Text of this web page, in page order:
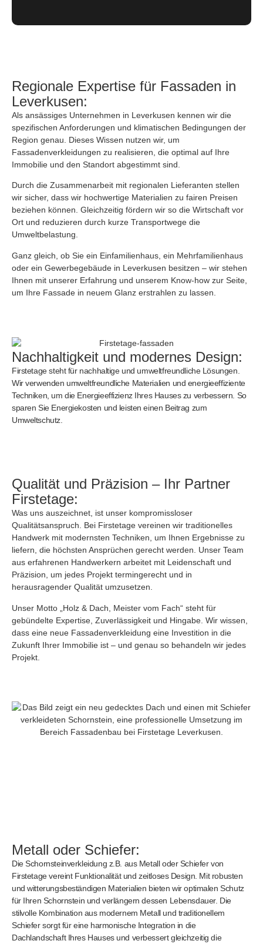
Regionale Expertise für Fassaden in
Leverkusen:
Als ansässiges Unternehmen in Leverkusen kennen wir die
spezifischen Anforderungen und klimatischen Bedingungen der
Region genau. Dieses Wissen nutzen wir, um
Fassadenverkleidungen zu realisieren, die optimal auf Ihre
Immobilie und den Standort abgestimmt sind.
Durch die Zusammenarbeit mit regionalen Lieferanten stellen
wir sicher, dass wir hochwertige Materialien zu fairen Preisen
beziehen können. Gleichzeitig fördern wir so die Wirtschaft vor
Ort und reduzieren durch kurze Transportwege die
Umweltbelastung.
Ganz gleich, ob Sie ein Einfamilienhaus, ein Mehrfamilienhaus
oder ein Gewerbegebäude in Leverkusen besitzen – wir stehen
Ihnen mit unserer Erfahrung und unserem Know-how zur Seite,
um Ihre Fassade in neuem Glanz erstrahlen zu lassen.
Nachhaltigkeit und modernes Design:
Firstetage steht für nachhaltige und umweltfreundliche Lösungen.
Wir verwenden umweltfreundliche Materialien und energieeffiziente
Techniken, um die Energieeffizienz Ihres Hauses zu verbessern. So
sparen Sie Energiekosten und leisten einen Beitrag zum
Umweltschutz.
Qualität und Präzision – Ihr Partner
Firstetage:
Was uns auszeichnet, ist unser kompromissloser
Qualitätsanspruch. Bei Firstetage vereinen wir traditionelles
Handwerk mit modernsten Techniken, um Ihnen Ergebnisse zu
liefern, die höchsten Ansprüchen gerecht werden. Unser Team
aus erfahrenen Handwerkern arbeitet mit Leidenschaft und
Präzision, um jedes Projekt termingerecht und in
herausragender Qualität umzusetzen.
Unser Motto „Holz & Dach, Meister vom Fach“ steht für
gebündelte Expertise, Zuverlässigkeit und Hingabe. Wir wissen,
dass eine neue Fassadenverkleidung eine Investition in die
Zukunft Ihrer Immobilie ist – und genau so behandeln wir jedes
Projekt.
Metall oder Schiefer:
Die Schornsteinverkleidung z.B. aus Metall oder Schiefer von
Firstetage vereint Funktionalität und zeitloses Design. Mit robusten
und witterungsbeständigen Materialien bieten wir optimalen Schutz
für Ihren Schornstein und verlängern dessen Lebensdauer. Die
stilvolle Kombination aus modernem Metall und traditionellem
Schiefer sorgt für eine harmonische Integration in die
Dachlandschaft Ihres Hauses und verbessert gleichzeitig die